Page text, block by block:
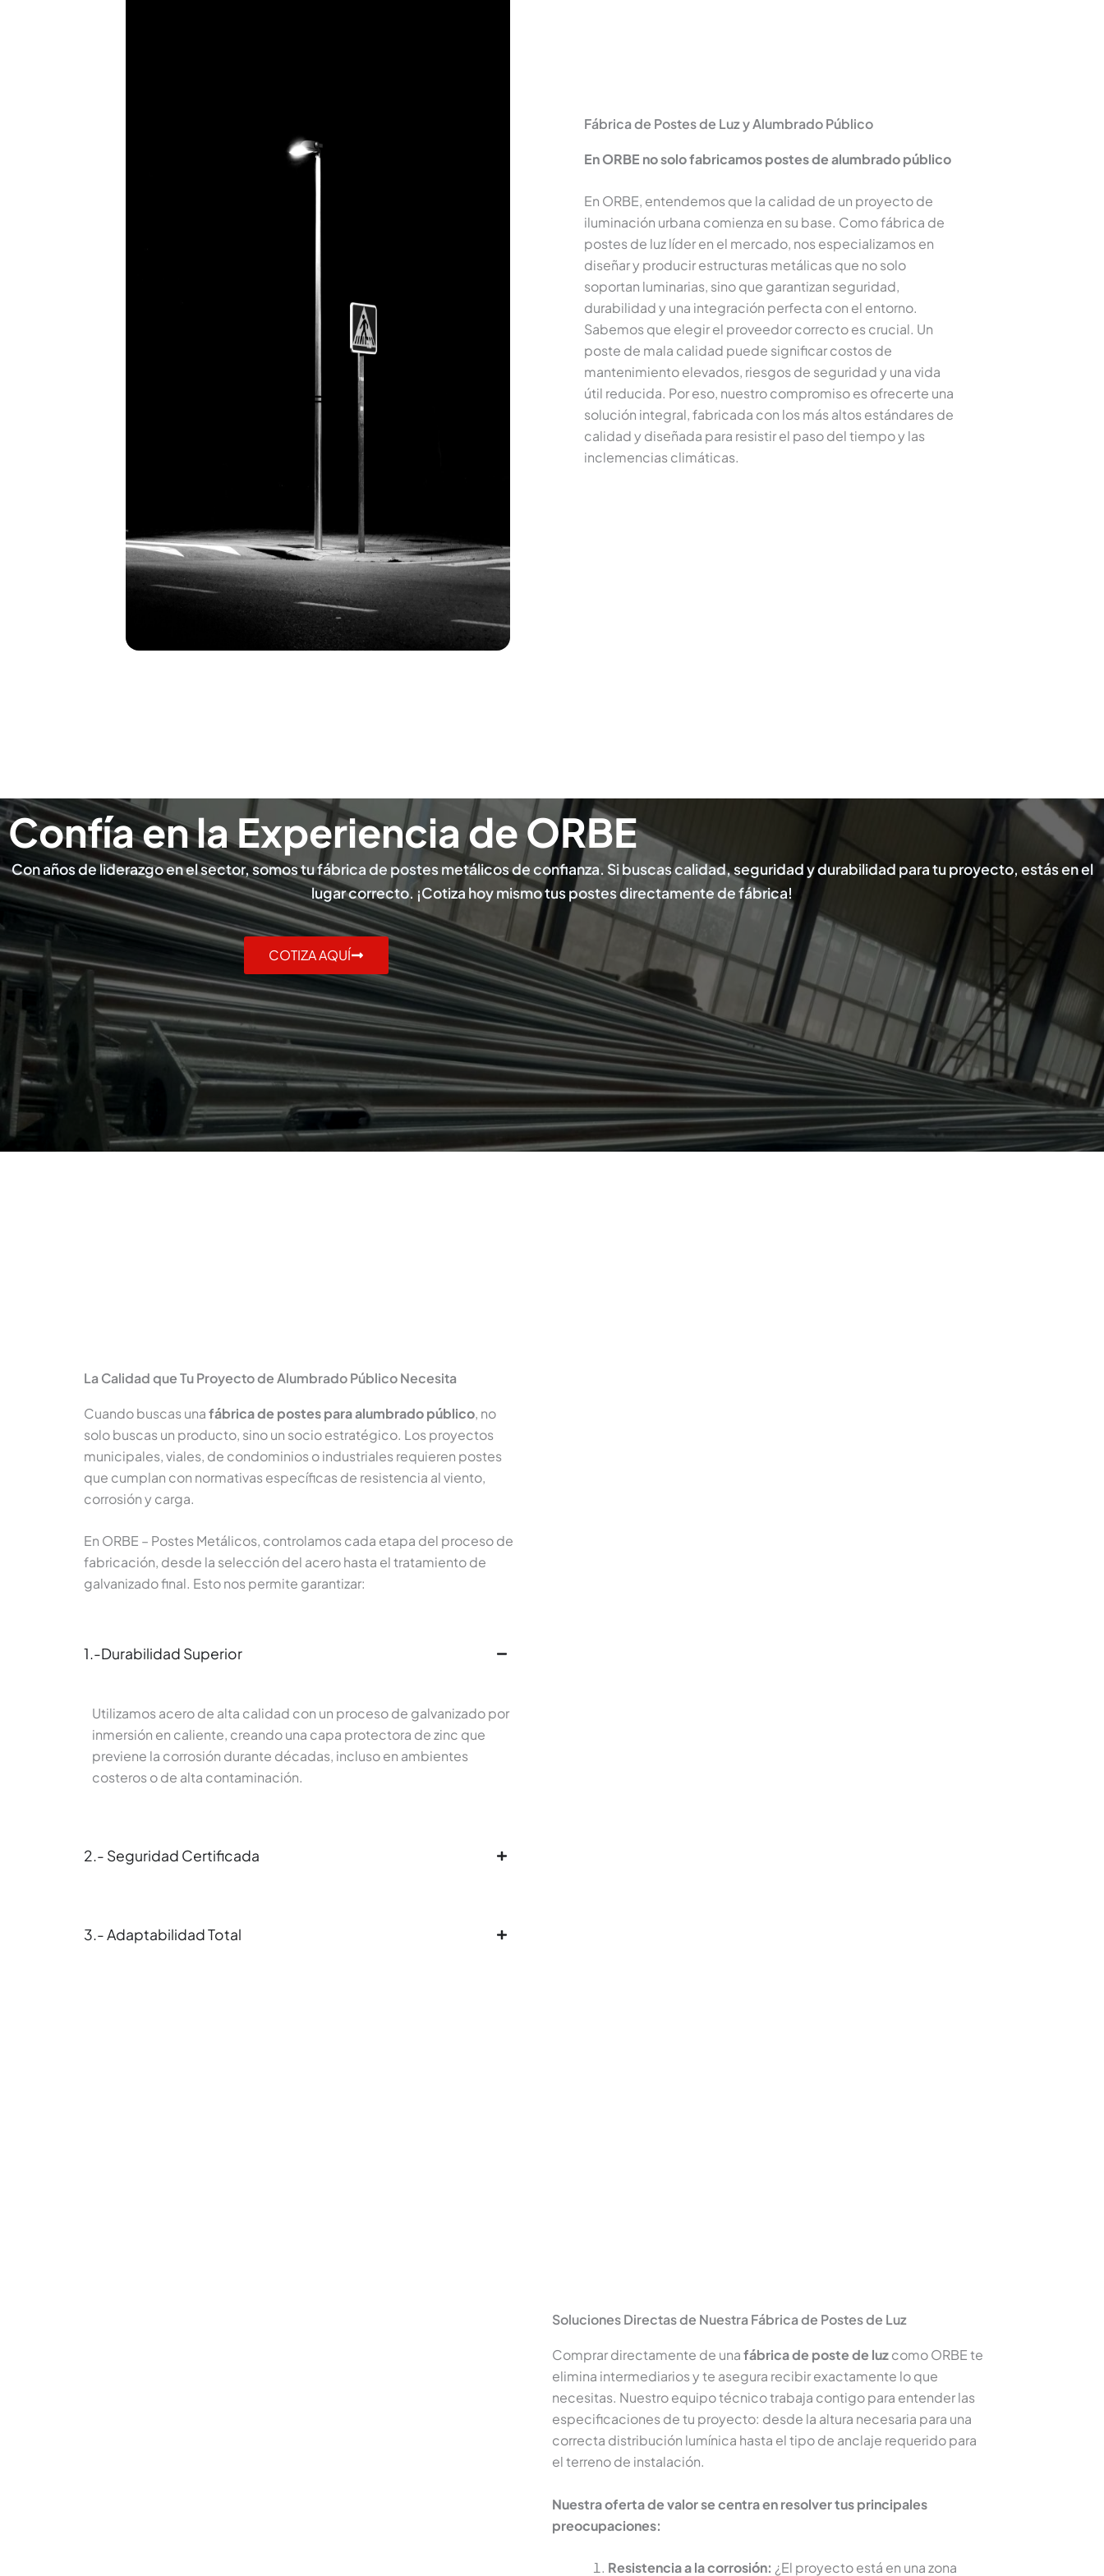
Fábrica de Postes de Luz y Alumbrado Público
En ORBE no solo fabricamos postes de alumbrado público
En ORBE, entendemos que la calidad de un proyecto de
iluminación urbana comienza en su base. Como fábrica de
postes de luz líder en el mercado, nos especializamos en
diseñar y producir estructuras metálicas que no solo
soportan luminarias, sino que garantizan seguridad,
durabilidad y una integración perfecta con el entorno.
Sabemos que elegir el proveedor correcto es crucial. Un
poste de mala calidad puede significar costos de
mantenimiento elevados, riesgos de seguridad y una vida
útil reducida. Por eso, nuestro compromiso es ofrecerte una
solución integral, fabricada con los más altos estándares de
calidad y diseñada para resistir el paso del tiempo y las
inclemencias climáticas.
Confía en la Experiencia de ORBE
Con años de liderazgo en el sector, somos tu fábrica de postes metálicos de confianza. Si buscas calidad, seguridad y durabilidad para tu proyecto, estás en el
lugar correcto. ¡Cotiza hoy mismo tus postes directamente de fábrica!
COTIZA AQUÍ
La Calidad que Tu Proyecto de Alumbrado Público Necesita
Cuando buscas unafábrica de postes para alumbrado público, no
solo buscas un producto, sino un socio estratégico. Los proyectos
municipales, viales, de condominios o industriales requieren postes
que cumplan con normativas específicas de resistencia al viento,
corrosión y carga.
En ORBE – Postes Metálicos, controlamos cada etapa del proceso de
fabricación, desde la selección del acero hasta el tratamiento de
galvanizado final. Esto nos permite garantizar:
1.-Durabilidad Superior
Utilizamos acero de alta calidad con un proceso de galvanizado por
inmersión en caliente, creando una capa protectora de zinc que
previene la corrosión durante décadas, incluso en ambientes
costeros o de alta contaminación.
2.- Seguridad Certificada
3.- Adaptabilidad Total
Soluciones Directas de Nuestra Fábrica de Postes de Luz
Comprar directamente de unafábrica de poste de luzcomo ORBE te
elimina intermediarios y te asegura recibir exactamente lo que
necesitas. Nuestro equipo técnico trabaja contigo para entender las
especificaciones de tu proyecto: desde la altura necesaria para una
correcta distribución lumínica hasta el tipo de anclaje requerido para
el terreno de instalación.
Nuestra oferta de valor se centra en resolver tus principales
preocupaciones:
Resistencia a la corrosión: ¿El proyecto está en una zona